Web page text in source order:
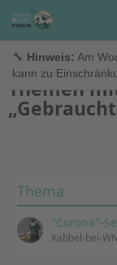
🔧 Hinweis: Am
kann zu
TimeTo.Surf Forum
Themen
Thema
"Corona"-
Kabbel-bei-